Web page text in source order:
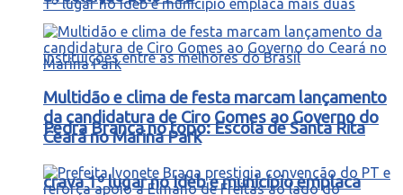
Pedra Branca no topo: Escola de Santa Rita
crava 1º lugar no Ideb e município emplaca
Multidão e clima de festa marcam lançamento
da candidatura de Ciro Gomes ao Governo do
Ceará no Marina Park